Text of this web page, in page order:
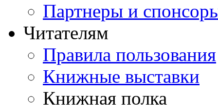
Партнеры и
Читателям
Правила пользования
Книжные выставки
Книжная полка